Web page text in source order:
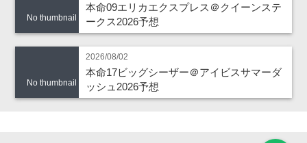
No thumbnail
本命09エリカエクスプレス＠クイーンステ
ークス2026予想
No thumbnail
2026/08/02
本命17ビッグシーザー＠アイビスサマーダ
ッシュ2026予想